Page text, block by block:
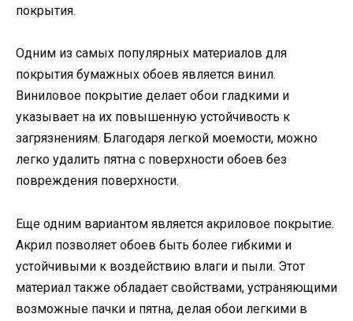
покрытия.
Одним из самых популярных материалов для
покрытия бумажных обоев является винил.
Виниловое покрытие делает обои гладкими и
указывает на их повышенную устойчивость к
загрязнениям. Благодаря легкой моемости, можно
легко удалить пятна с поверхности обоев без
повреждения поверхности.
Еще одним вариантом является акриловое покрытие.
Акрил позволяет обоев быть более гибкими и
устойчивыми к воздействию влаги и пыли. Этот
материал также обладает свойствами, устраняющими
возможные пачки и пятна, делая обои легкими в